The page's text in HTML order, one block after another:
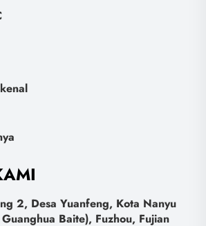
2, Desa Yuanfeng, Kota Nanyu
Baite), Fuzhou, Fujian